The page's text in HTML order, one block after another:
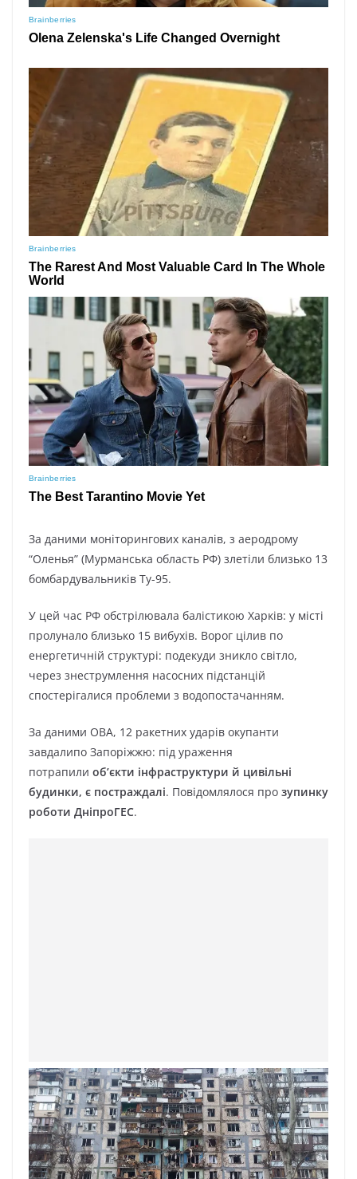
За даними моніторингових каналів, з аеродрому
“Оленья” (Мурманська область РФ) злетіли близько 13
бомбардувальників Ту-95.
У цей час РФ обстрілювала балістикою Харків: у місті
пролунало близько 15 вибухів. Ворог цілив по
енергетичній структурі: подекуди зникло світло,
через знеструмлення насосних підстанцій
спостерігалися проблеми з водопостачанням.
За даними ОВА, 12 ракетних ударів окупанти
завдалипо Запоріжжю: під ураження
потрапили об’єкти інфраструктури й цивільні
будинки, є постраждалі. Повідомлялося про зупинку
роботи ДніпроГЕС.